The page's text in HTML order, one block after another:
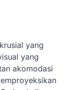
yang
yang
akomodasi